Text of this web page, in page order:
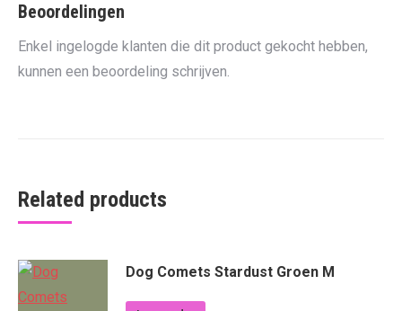
Beoordelingen
Enkel ingelogde klanten die dit product gekocht hebben,
kunnen een beoordeling schrijven.
Related products
Dog Comets Stardust Groen M